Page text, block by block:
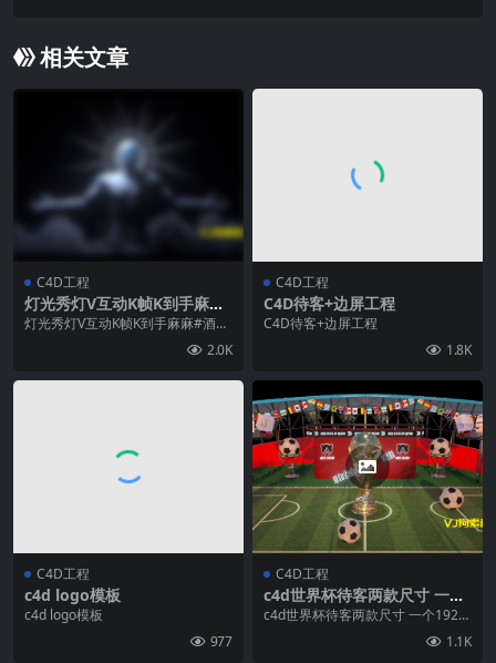
相关文章
C4D工程
灯光秀灯V互动K帧K到手麻麻
#酒吧#屏幕#VJ
灯光秀灯V互动K帧K到手麻麻#酒吧
2.0K
C4D工程
C4D待客+边屏工程
C4D待客+边屏工程
1.8K
C4D工程
c4d logo模板
c4d logo模板
977
C4D工程
c4d世界杯待客两款尺寸 一个
1920×1080 另一个长屏通用
c4d世界杯待客两款尺寸 一个1920
1.1K